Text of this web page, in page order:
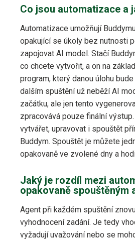
Co jsou automatizace a
Automatizace umožňují
opakující se úkoly bez nutnosti
zapojovat AI model. Stačí
co chcete vytvořit, a on na
program, který danou úlohu
dalším spuštění už neběží AI
začátku, ale jen tento
zpracovává pouze finální
vytvářet, upravovat i spouštět
Buddym. Spouštět je můžete
opakovaně ve zvolené dny a
Jaký je rozdíl mezi
opakovaně spouštěným
Agent při každém spuštění
vyhodnocení zadání. Je tedy
vyžadují uvažování nebo se